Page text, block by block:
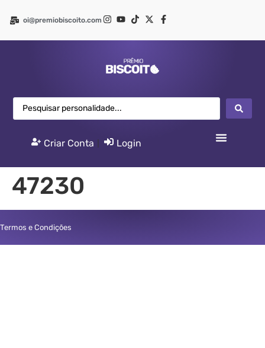
oi@premiobiscoito.com
Criar Conta Login
47230
Termos e Condições